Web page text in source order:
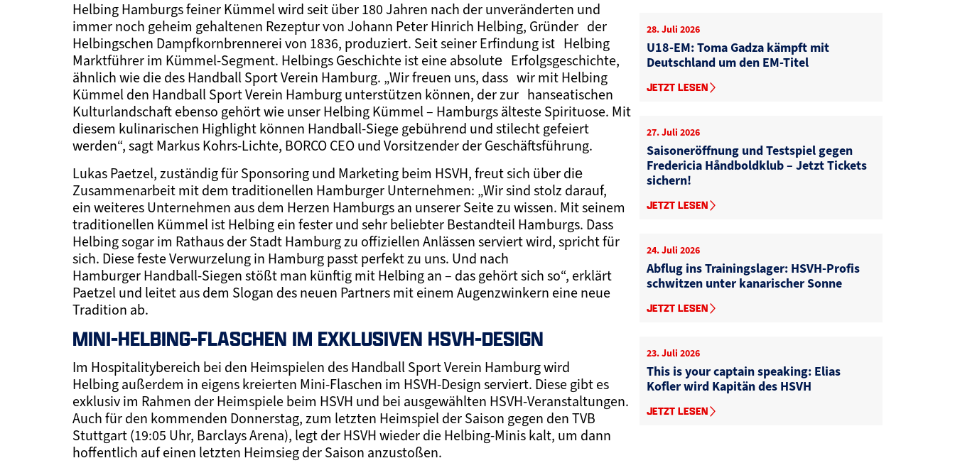
Helbing Hamburgs feiner Kümmel wird seit über 180 Jahren nach der unveränderten und
immer noch geheim gehaltenen Rezeptur von Johann Peter Hinrich Helbing, Gründer der
Helbingschen Dampfkornbrennerei von 1836, produziert. Seit seiner Erfindung ist Helbing
Marktführer im Kümmel-Segment. Helbings Geschichte ist eine absolute Erfolgsgeschichte,
ähnlich wie die des Handball Sport Verein Hamburg. „Wir freuen uns, dass wir mit Helbing
Kümmel den Handball Sport Verein Hamburg unterstützen können, der zur hanseatischen
Kulturlandschaft ebenso gehört wie unser Helbing Kümmel – Hamburgs älteste Spirituose. Mit
diesem kulinarischen Highlight können Handball-Siege gebührend und stilecht gefeiert
werden“, sagt Markus Kohrs-Lichte, BORCO CEO und Vorsitzender der Geschäftsführung.
Lukas Paetzel, zuständig für Sponsoring und Marketing beim HSVH, freut sich über die
Zusammenarbeit mit dem traditionellen Hamburger Unternehmen: „Wir sind stolz darauf,
ein weiteres Unternehmen aus dem Herzen Hamburgs an unserer Seite zu wissen. Mit seinem
traditionellen Kümmel ist Helbing ein fester und sehr beliebter Bestandteil Hamburgs. Dass
Helbing sogar im Rathaus der Stadt Hamburg zu offiziellen Anlässen serviert wird, spricht für
sich. Diese feste Verwurzelung in Hamburg passt perfekt zu uns. Und nach
Hamburger Handball-Siegen stößt man künftig mit Helbing an – das gehört sich so“, erklärt
Paetzel und leitet aus dem Slogan des neuen Partners mit einem Augenzwinkern eine neue
Tradition ab.
MINI-HELBING-FLASCHEN IM EXKLUSIVEN HSVH-DESIGN
Im Hospitalitybereich bei den Heimspielen des Handball Sport Verein Hamburg wird
Helbing außerdem in eigens kreierten Mini-Flaschen im HSVH-Design serviert. Diese gibt es
exklusiv im Rahmen der Heimspiele beim HSVH und bei ausgewählten HSVH-Veranstaltungen.
Auch für den kommenden Donnerstag, zum letzten Heimspiel der Saison gegen den TVB
Stuttgart (19:05 Uhr, Barclays Arena), legt der HSVH wieder die Helbing-Minis kalt, um dann
hoffentlich auf einen letzten Heimsieg der Saison anzustoßen.
28. Juli 2026
U18-EM: Toma Gadza kämpft mit
Deutschland um den EM-Titel
JETZT LESEN
27. Juli 2026
Saisoneröffnung und Testspiel gegen
Fredericia Håndboldklub – Jetzt Tickets
sichern!
JETZT LESEN
24. Juli 2026
Abflug ins Trainingslager: HSVH-Profis
schwitzen unter kanarischer Sonne
JETZT LESEN
23. Juli 2026
This is your captain speaking: Elias
Kofler wird Kapitän des HSVH
JETZT LESEN